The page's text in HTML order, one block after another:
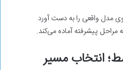
مدل واقعی را به دست آورد
مراحل پیشرفته آماده می‌کند.
انتخاب مسیر